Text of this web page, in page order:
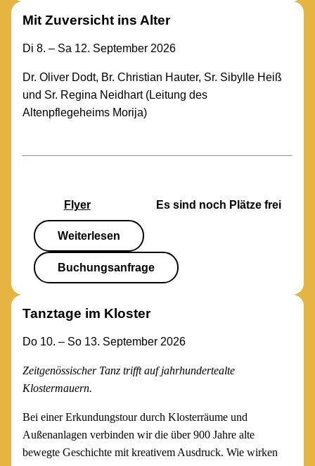
Mit Zuversicht ins Alter
Di 8. – Sa 12. September 2026
Dr. Oliver Dodt, Br. Christian Hauter, Sr. Sibylle Heiß
und Sr. Regina Neidhart (Leitung des
Altenpflegeheims Morija)
Flyer Es sind noch Plätze frei
Weiterlesen
Buchungsanfrage
Tanztage im Kloster
Do 10. – So 13. September 2026
Zeitgenössischer Tanz trifft auf jahrhundertealte
Klostermauern.
Bei einer Erkundungstour durch Klosterräume und
Außenanlagen verbinden wir die über 900 Jahre alte
bewegte Geschichte mit kreativem Ausdruck. Wie wirken